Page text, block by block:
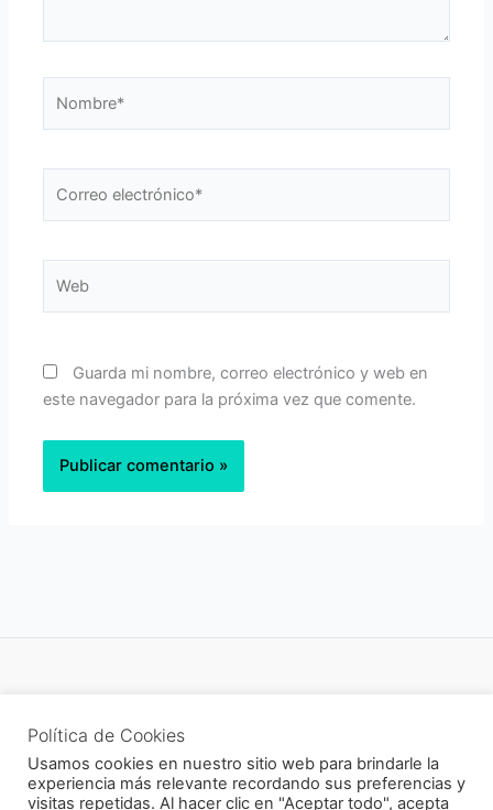
electrónico*
Guarda mi nombre, correo electrónico y web en
este navegador para la próxima vez que comente.
Política de Cookies
Usamos cookies en nuestro sitio web para brindarle la
experiencia más relevante recordando sus preferencias y
visitas repetidas. Al hacer clic en "Aceptar todo", acepta